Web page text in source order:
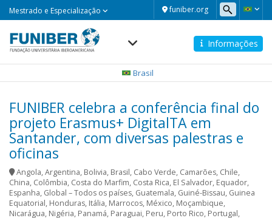
funiber.org
Mestrado e Especialização
Informações
Brasil
FUNIBER celebra a conferência final do
projeto Erasmus+ DigitalTA em
Santander, com diversas palestras e
oficinas
Angola,Argentina, Bolivia, Brasil, Cabo Verde, Camarões, Chile,
China, Colômbia, Costa do Marfim, Costa Rica, El Salvador, Equador,
Espanha, Global – Todos os países, Guatemala, Guiné-Bissau, Guinea
Equatorial, Honduras, Itália, Marrocos, México, Moçambique,
Nicarágua, Nigéria, Panamá, Paraguai, Peru, Porto Rico, Portugal,